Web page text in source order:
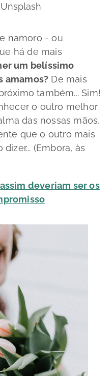
namoro - ou
há de mais
um belíssimo
amamos? De mais
também... Sim!
o outro melhor
das nossas mãos,
que o outro mais
(Embora, às
deveriam ser os